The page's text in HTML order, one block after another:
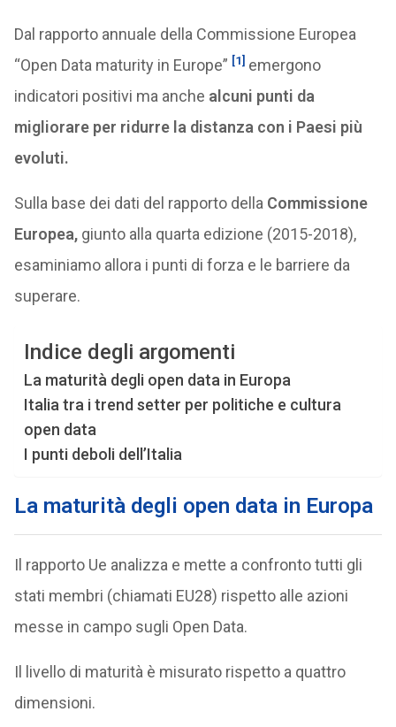
Dal rapporto annuale della Commissione Europea
“Open Data maturity in Europe” [1] emergono
indicatori positivi ma anche alcuni punti da
migliorare per ridurre la distanza con i Paesi più
evoluti.
Sulla base dei dati del rapporto della Commissione
Europea, giunto alla quarta edizione (2015-2018),
esaminiamo allora i punti di forza e le barriere da
superare.
Indice degli argomenti
La maturità degli open data in Europa
Italia tra i trend setter per politiche e cultura
open data
I punti deboli dell’Italia
La maturità degli open data in Europa
Il rapporto Ue analizza e mette a confronto tutti gli
stati membri (chiamati EU28) rispetto alle azioni
messe in campo sugli Open Data.
Il livello di maturità è misurato rispetto a quattro
dimensioni.